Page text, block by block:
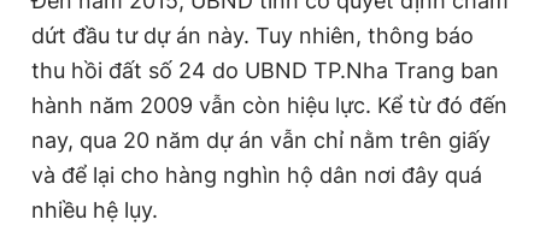
dứt đầu tư dự án này. Tuy nhiên, thông báo
thu hồi đất số 24 do UBND TP.Nha Trang ban
hành năm 2009 vẫn còn hiệu lực. Kể từ đó đến
nay, qua 20 năm dự án vẫn chỉ nằm trên giấy
và để lại cho hàng nghìn hộ dân nơi đây quá
nhiều hệ lụy.